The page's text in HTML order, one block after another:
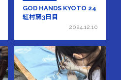
GOD HANDS KYOTO 24
紅村窯3日目
2024.12.10